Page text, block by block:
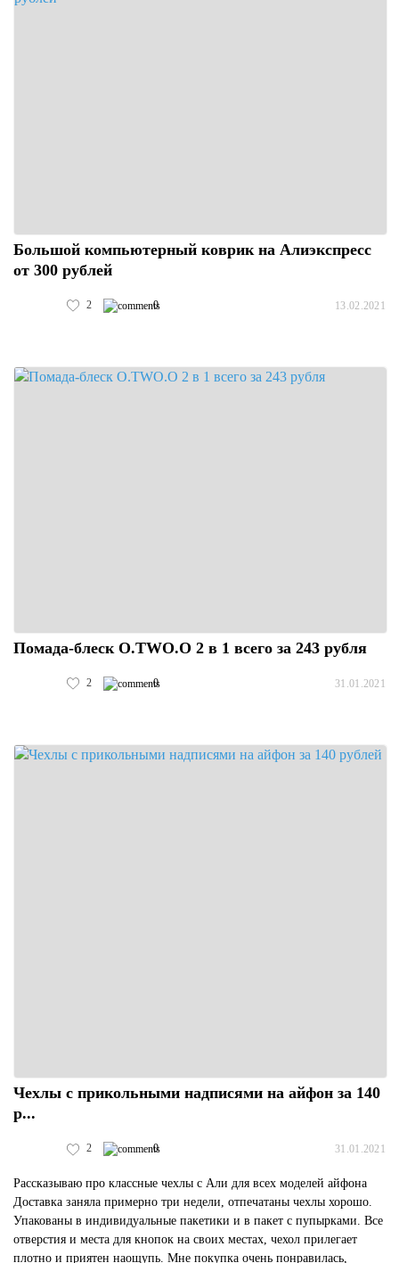
Большой компьютерный коврик на Алиэкспресс
от 300 рублей
2 0 13.02.2021
Помада-блеск O.TWO.O 2 в 1 всего за 243 рубля
2 0 31.01.2021
Чехлы с прикольными надписями на айфон за 140
р...
2 0 31.01.2021
Рассказываю про классные чехлы с Али для всех моделей айфона
Доставка заняла примерно три недели, отпечатаны чехлы хорошо.
Упакованы в индивидуальные пакетики и в пакет с пупырками. Все
отверстия и места для кнопок на своих местах, чехол прилегает
плотно и приятен наощупь. Мне покупка очень понравилась,